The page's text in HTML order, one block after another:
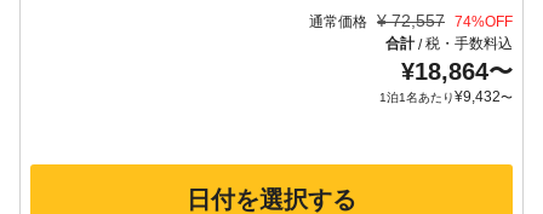
通常価格 ¥ 72,557 74%OFF
合計/税・手数料込
¥18,864〜
1泊1名あたり¥9,432〜
日付を選択する